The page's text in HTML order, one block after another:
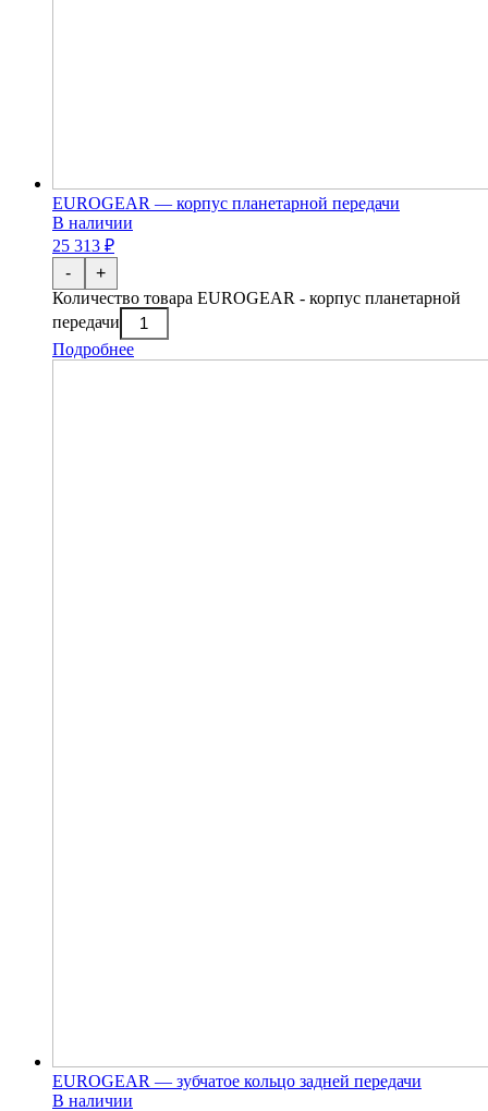
EUROGEAR — корпус планетарной передачи
В наличии
25 313 ₽
-
Количество товара EUROGEAR - корпус планетарной
передачи
+
Подробнее
EUROGEAR — зубчатое кольцо задней передачи
В наличии